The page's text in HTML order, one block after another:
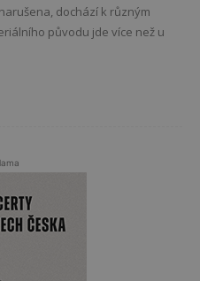
dochází k různým
původu jde více než u